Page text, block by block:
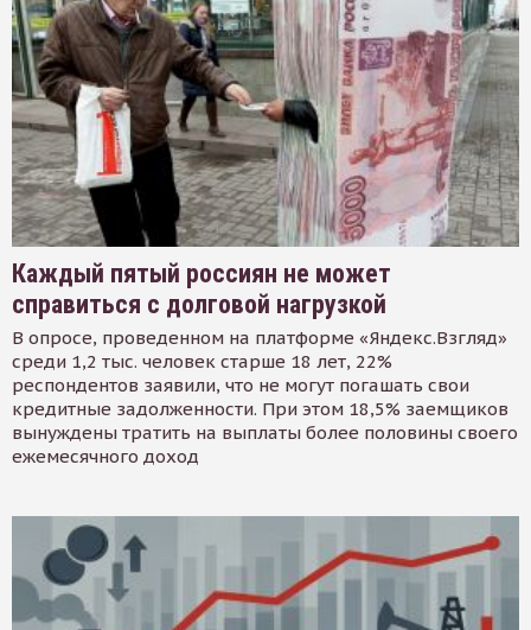
Каждый пятый россиян не может
справиться с долговой нагрузкой
В опросе, проведенном на платформе «Яндекс.Взгляд»
среди 1,2 тыс. человек старше 18 лет, 22%
респондентов заявили, что не могут погашать свои
кредитные задолженности. При этом 18,5% заемщиков
вынуждены тратить на выплаты более половины своего
ежемесячного доход